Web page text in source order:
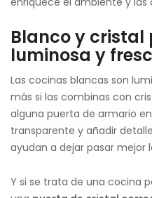
Blanco y
luminosa y
Las cocinas blancas son
más si las combinas con
alguna puerta de armario
transparente y añadir
ayudan a dejar pasar mejor
Y si se trata de una cocina